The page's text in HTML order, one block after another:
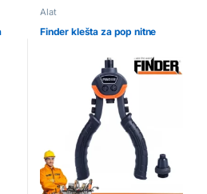
Alat
Finder klešta za pop nitne